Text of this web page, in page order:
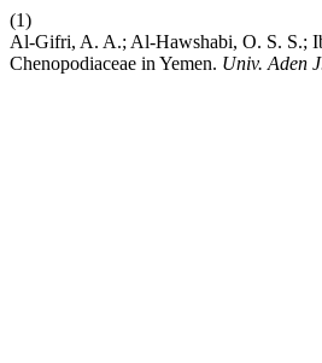
(1)
Al-Gifri, A. A.; Al-Hawshabi, O. S. S.;
Chenopodiaceae in Yemen. Univ. Aden